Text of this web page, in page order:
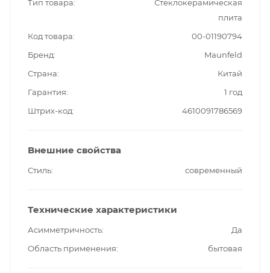
Тип товара
Стеклокерамическая
плита
Код товара
00-01190794
Бренд
Maunfeld
Страна
Китай
Гарантия
1 год
Штрих-код
4610091786569
Внешние свойства
Стиль современный
Технические характеристики
Асимметричность
Да
Область применения
бытовая